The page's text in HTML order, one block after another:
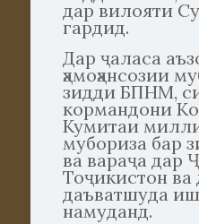
дар вилояти
гардид.
Дар ҷаласа
ҳамоҳансозии
зидди БПНМ,
кормандони
Кумитаи
мубориза бар
ва вараҷа дар
Тоҷикистон
даъватшуда
намуданд.